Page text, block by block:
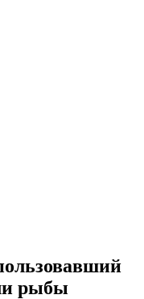
рыбы